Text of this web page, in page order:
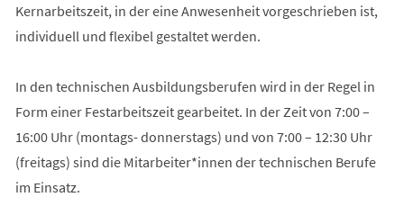
Kernarbeitszeit, in der eine Anwesenheit vorgeschrieben ist,
individuell und flexibel gestaltet werden.
In den technischen Ausbildungsberufen wird in der Regel in
Form einer Festarbeitszeit gearbeitet. In der Zeit von 7:00 –
16:00 Uhr (montags- donnerstags) und von 7:00 – 12:30 Uhr
(freitags) sind die Mitarbeiter*innen der technischen Berufe
im Einsatz.